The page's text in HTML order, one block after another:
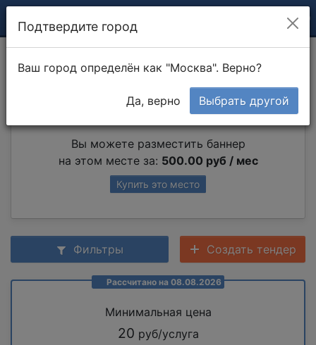
Монтаж автоматики
Вы можете разместить баннер
на этом месте за: 500.00 руб / мес
Купить это место
Фильтры Создать тендер
Рассчитано на 08.08.2026
Минимальная цена
20 руб/услуга
Подтвердите город
Ваш город определён как "Москва". Верно?
Да, верно Выбрать другой